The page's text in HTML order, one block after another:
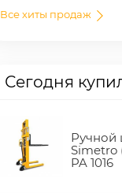
Все хиты продаж
Сегодня
Ручной
Simetro
PA 1016